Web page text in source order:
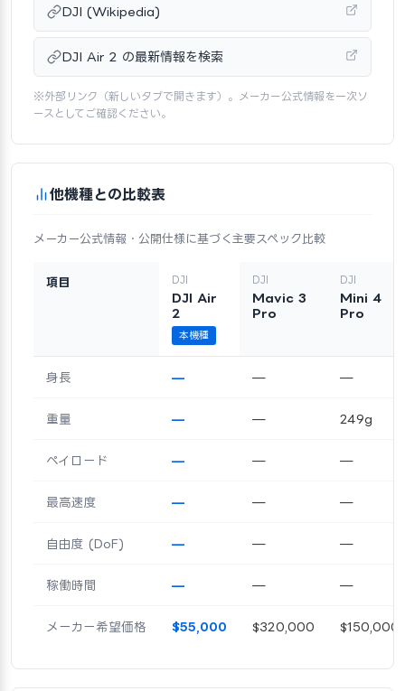
DJI (Wikipedia)
DJI Air 2 の最新情報を検索
※外部リンク（新しいタブで開きます）。メーカー公式情報を一次ソ
ースとしてご確認ください。
他機種との比較表
メーカー公式情報・公開仕様に基づく主要スペック比較
項目 DJI
DJI Air
2
本機種
DJI
Mavic 3
Pro
DJI
Mini 4
Pro
身長 — — —
重量 — — 249g
ペイロード — — —
最高速度 — — —
自由度 (DoF) — — —
稼働時間 — — —
メーカー希望価格 $55,000 $320,000 $150,000